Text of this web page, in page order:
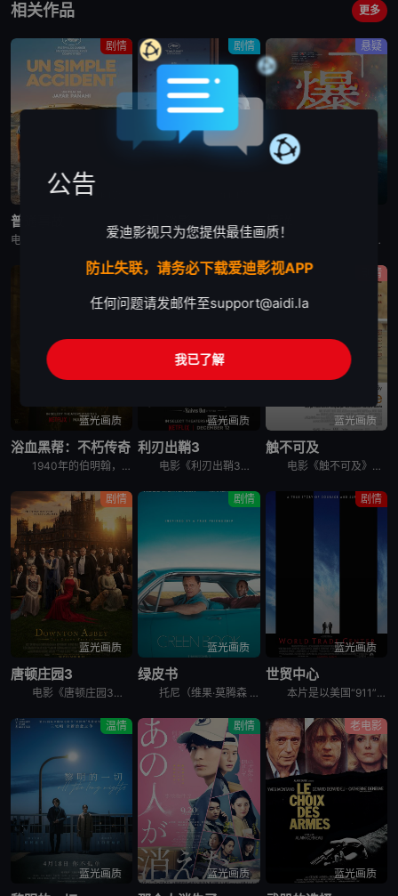
相关作品 更多
剧情
蓝光画质
普通事故
电影《普通事故》讲述了，一场看似微不足道的事故，却引发连锁反应，导致事态不断升级。
剧情
电影《远山淡影》讲述了：1982年，英国。一位年轻有抱负的日英混血作家准备书写其母亲——1952年，英国。战后移英的日本妇人悦子，因长女自杀而忆起在长崎的最后一段时光。悦子与妇人幸子相遇，幸子也准
悬疑
一个神秘中年男子醉酒后袭击了一台自动售货机和便利店店员，被警方拘留。他声称自己拥有超能力，并预测东京将有炸弹。从秋叶原爆炸事件算起，他预测接下来还会有三次爆炸，间隔一小时。随后，他一边回避着警察的
剧情
蓝光画质
浴血黑帮：不朽传奇
1940年的伯明翰，在第二次世界大战的混乱中，汤米·谢尔比（基里安·墨菲 饰）从自我放逐中回归，直面着迄今为止最具破坏性的清算。家族和国家的未来岌岌可危，汤米必须面对自己心中的恶魔，并选择是直面它
剧情
蓝光画质
利刃出鞘3
电影《利刃出鞘3》讲述了：大侦探布兰科（丹尼尔·克雷格 饰）来到有着黑暗历史的小镇教会，与诚恳的年轻神父（乔什·奥康纳 饰）携手合作，调查一桩不可能的完美犯罪。
剧情
蓝光画质
触不可及
电影《触不可及》讲述了：因为一次跳伞事故，白人富翁菲利普Philippe（弗朗索瓦·克鲁塞 François Cluzet 饰）瘫痪在床，欲招聘一名全职陪护。由于薪酬高，应聘者云集，个个舌灿莲花，
剧情
蓝光画质
唐顿庄园3
电影《唐顿庄园3》讲述了玛丽身陷公众丑闻，家族面临财务困境，全家面临着社会耻辱的威胁。克劳利家族必须拥抱变革，与下一代一起引领唐顿庄园走向未来。
剧情
蓝光画质
绿皮书
托尼（维果·莫腾森 Viggo Mortensen 饰）是一个吊儿郎当游手好闲的混混，在一家夜总会做侍者。这间夜总会因故要停业几个月，可托尼所要支付的房租和生活费不会因此取消，所以他的当务之急是去
剧情
蓝光画质
世贸中心
本片是以美国“911”事件为背景的灾难片，故事重现了当时那场突如其来的灾难。9月11日的一个美妙清晨，消防总署突然警铃大作，接到世贸中心遭到恐怖袭击而倒塌的消息后，消防警员约翰·迈克洛林（尼古拉斯
温情
蓝光画质
剧情
蓝光画质
老电影
蓝光画质
公告
爱迪影视只为您提供最佳画质！
防止失联，请务必下载爱迪影视APP
任何问题请发邮件至support@aidi.la
我已了解